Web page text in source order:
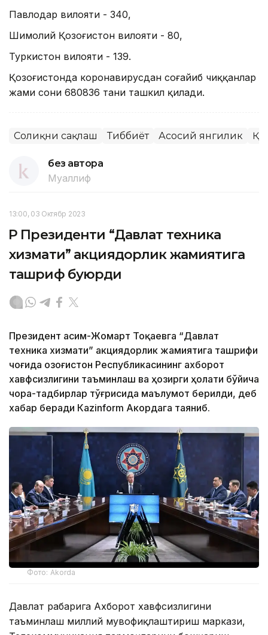
Павлодар вилояти - 340,
Шимолий Қозоғистон вилояти - 80,
Туркистон вилояти - 139.
Қозоғистонда коронавирусдан соғайиб чиққанлар
жами сони 680836 тани ташкил қилади.
Соғлиқни сақлаш Тиббиёт Асосий янгилик ҚР
без автора
Муаллиф
13:00, 03 Октябр 2023
ҚР Президенти “Давлат техника
хизмати” акциядорлик жамиятига
ташриф буюрди
Президент Қасим-Жомарт Тоқаевга “Давлат
техника хизмати” акциядорлик жамиятига ташрифи
чоғида Қозоғистон Республикасининг ахборот
хавфсизлигини таъминлаш ва ҳозирги ҳолати бўйича
чора-тадбирлар тўғрисида маълумот берилди, деб
хабар беради Каzinform Акордага таяниб.
Фото: Akorda
Давлат раҳбарига Ахборот хавфсизлигини
таъминлаш миллий мувофиқлаштириш маркази,